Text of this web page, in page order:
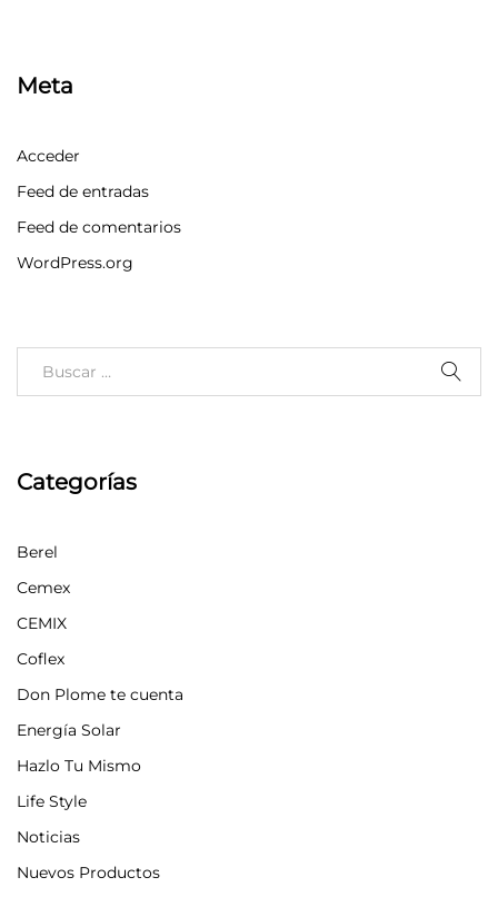
Meta
Acceder
Feed de entradas
Feed de comentarios
WordPress.org
Categorías
Berel
Cemex
CEMIX
Coflex
Don Plome te cuenta
Energía Solar
Hazlo Tu Mismo
Life Style
Noticias
Nuevos Productos